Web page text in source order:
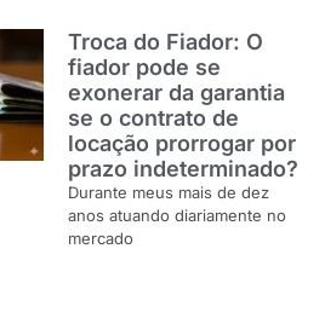
Troca do Fiador: O
fiador pode se
exonerar da garantia
se o contrato de
locação prorrogar por
prazo indeterminado?
Durante meus mais de dez
anos atuando diariamente no
mercado